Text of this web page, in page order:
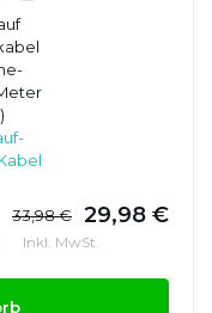
33,98 € 29,98 €
Inkl. MwSt.